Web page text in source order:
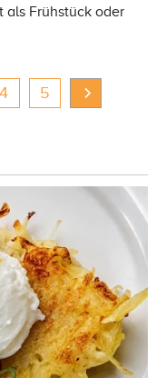
als Frühstück oder
4 5